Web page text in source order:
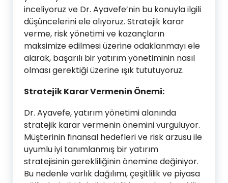
inceliyoruz ve Dr. Ayavefe’nin bu konuyla ilgili
düşüncelerini ele alıyoruz. Stratejik karar
verme, risk yönetimi ve kazançların
maksimize edilmesi üzerine odaklanmayı ele
alarak, başarılı bir yatırım yönetiminin nasıl
olması gerektiği üzerine ışık tututuyoruz.
Stratejik Karar Vermenin Önemi:
Dr. Ayavefe, yatırım yönetimi alanında
stratejik karar vermenin önemini vurguluyor.
Müşterinin finansal hedefleri ve risk arzusu ile
uyumlu iyi tanımlanmış bir yatırım
stratejisinin gerekliliğinin önemine değiniyor.
Bu nedenle varlık dağılımı, çeşitlilik ve piyasa